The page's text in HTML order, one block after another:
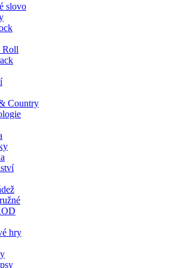
slovo
Roll
Country
hry